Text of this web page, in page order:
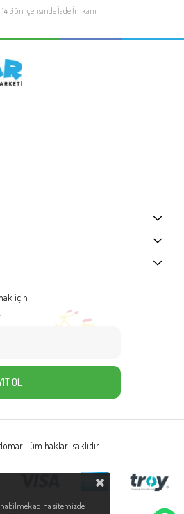
Gün İçerisindeİade İmkanı
için
OL
Tüm hakları saklıdır.
adına sitemizde